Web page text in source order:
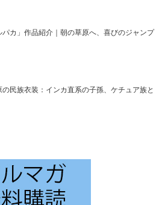
パカ」作品紹介｜朝の草原へ、喜びのジャンプ
の民族衣装：インカ直系の子孫、ケチュア族と